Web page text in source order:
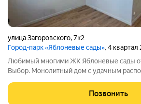
улица Загоровского,7к2
Город-парк «Яблоневые сады», 4
Любимый многими ЖК Яблоневые сады
Выбор. Монолитный дом с удачным
квартиры, Вам не придётся тратить
осталось наполнить квартиру
Позвонить